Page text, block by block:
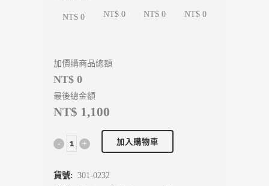
NT$ 0 NT$ 0 NT$ 0 NT$ 0
加價購商品總額
NT$ 0
最後總金額
NT$ 1,100
加入購物車
貨號: 301-0232